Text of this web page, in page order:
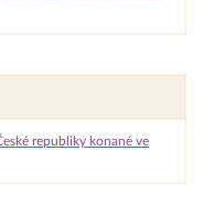
republiky konané ve